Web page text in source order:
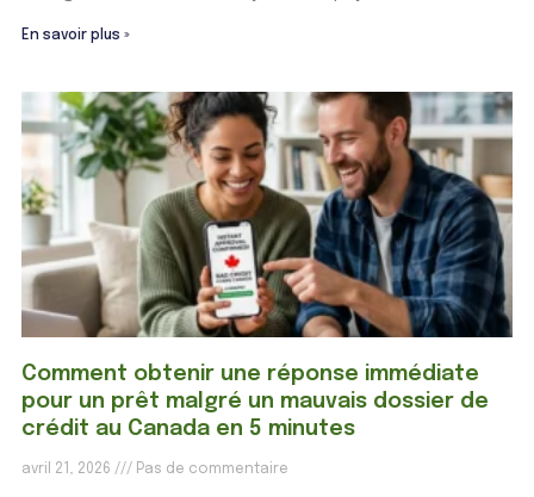
En savoir plus »
Comment obtenir une réponse immédiate
pour un prêt malgré un mauvais dossier de
crédit au Canada en 5 minutes
avril 21, 2026 Pas de commentaire